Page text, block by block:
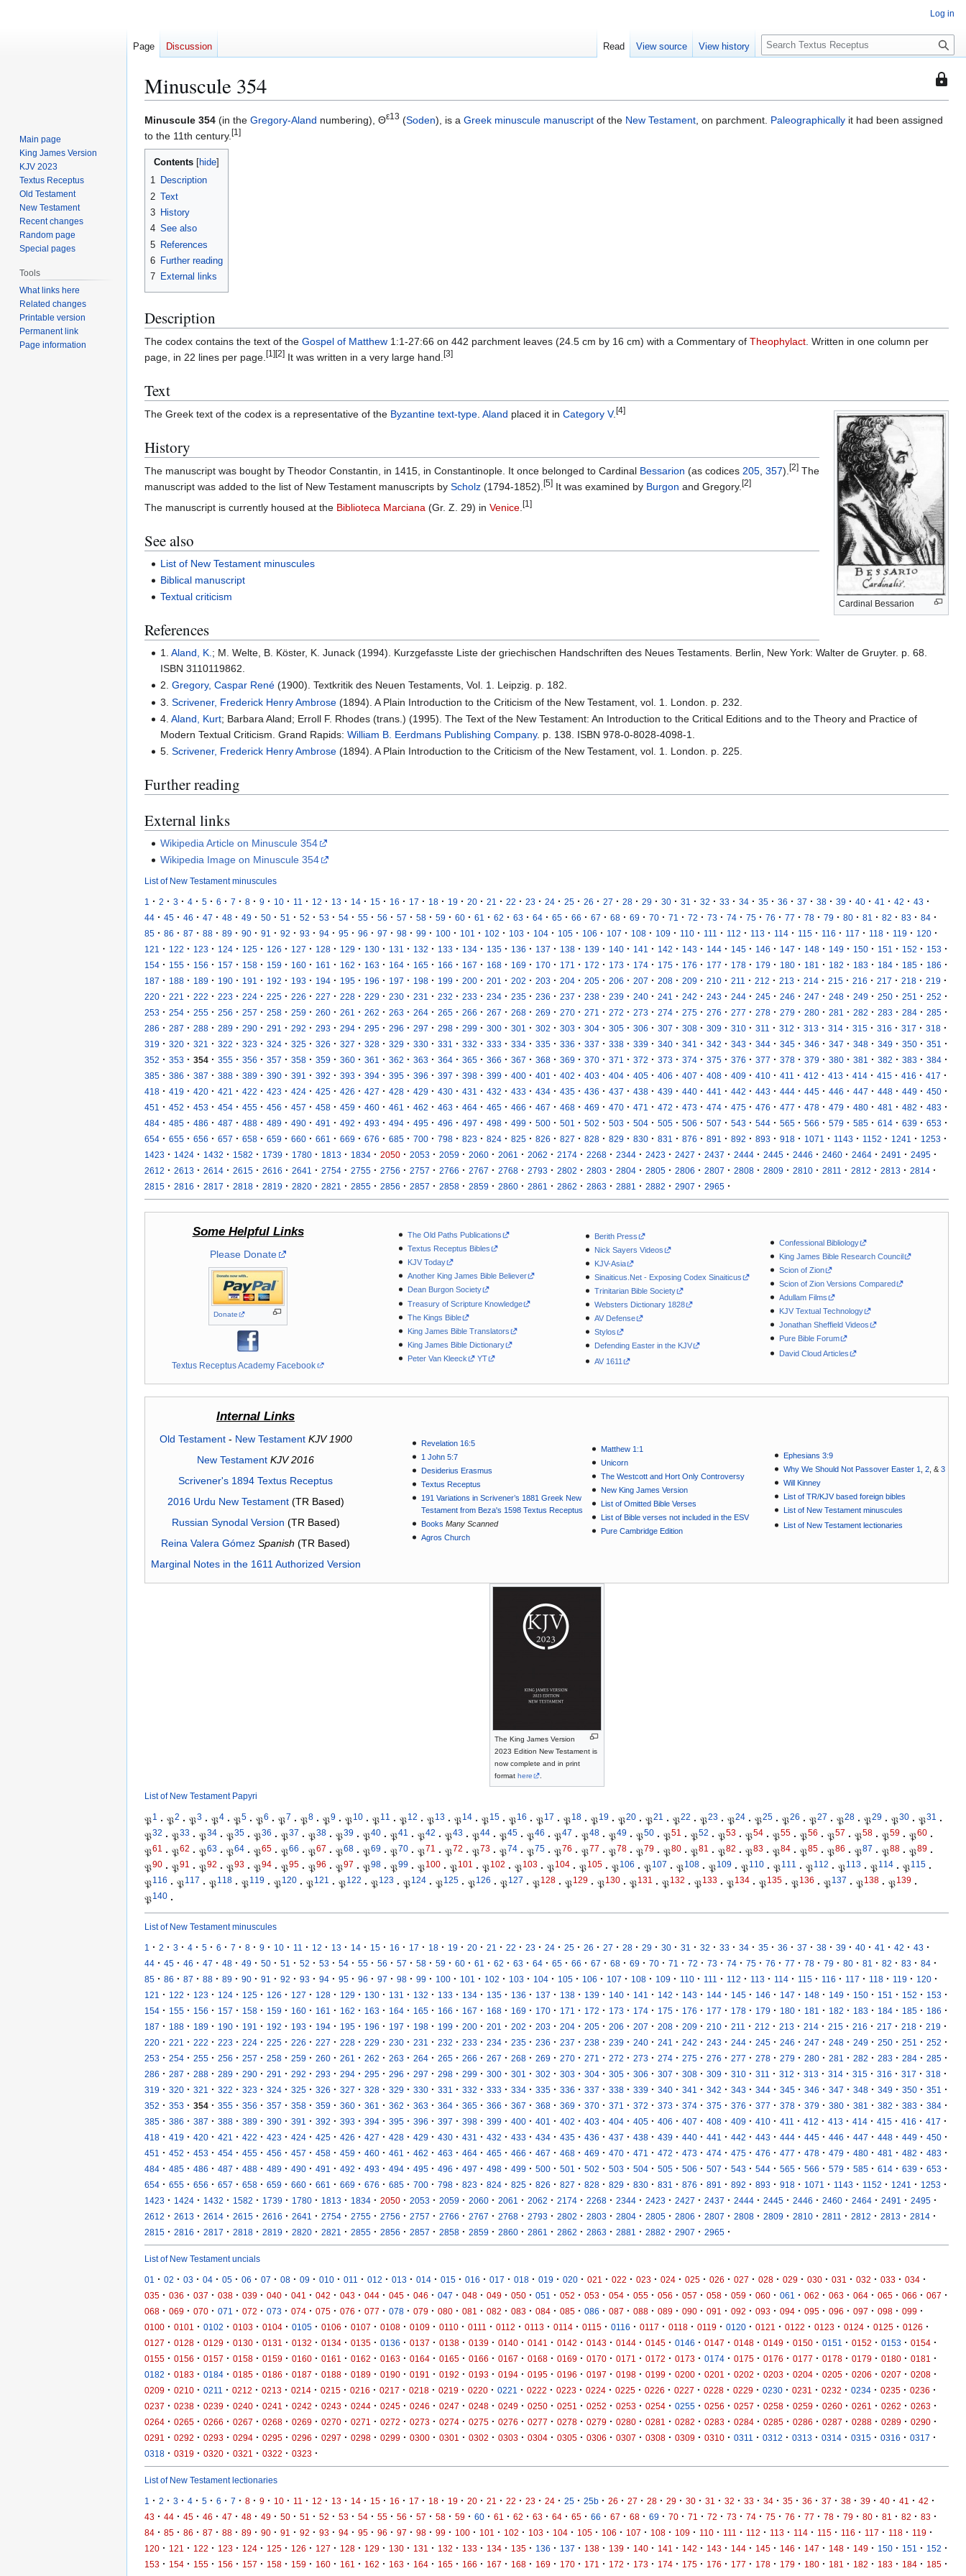
This
Minuscule 354
Jump
to
navigation
Jump
to
search
Minuscule 354 (in the Gregory-Aland numbering), Θε13 (Soden), is a Greek minuscule manuscript of the New Testament, on parchment. Paleographically it had been assigned
to the 11th century. [1]
Contents
1 Description
2 Text
3 History
4 See also
5 References
6 Further reading
7 External links
Description
The codex contains the text of the Gospel of Matthew 1:1-27:66 on 442 parchment leaves (24.5 cm by 16 cm) with a Commentary of Theophylact. Written in one column per
page, in 22 lines per page. [1] [2] It was written in a very large hand. [3]
Text
Cardinal Bessarion
The Greek text of the codex is a representative of the Byzantine text-type. Aland placed it in Category V. [4]
History
The manuscript was bought by Theodor Constantin, in 1415, in Constantinople. It once belonged to Cardinal Bessarion (as codices 205, 357). [2] The
manuscript was added to the list of New Testament manuscripts by Scholz (1794-1852). [5] It was examined by Burgon and Gregory. [2]
The manuscript is currently housed at the Biblioteca Marciana (Gr. Z. 29) in Venice. [1]
See also
List of New Testament minuscules
Biblical manuscript
Textual criticism
References
1.Aland, K. ; M. Welte, B. Köster, K. Junack (1994). Kurzgefasste Liste der griechischen Handschriften des Neues Testaments. Berlin, New York: Walter de Gruyter. p. 68.
ISBN 3110119862.
2.Gregory, Caspar René (1900). Textkritik des Neuen Testaments, Vol. 1. Leipzig. p. 182.
3.Scrivener, Frederick Henry Ambrose (1894). A Plain Introduction to the Criticism of the New Testament, vol. 1. London. p. 232.
4.Aland, Kurt; Barbara Aland; Erroll F. Rhodes (trans.) (1995). The Text of the New Testament: An Introduction to the Critical Editions and to the Theory and Practice of
Modern Textual Criticism. Grand Rapids:William B. Eerdmans Publishing Company. p. 138. ISBN 978-0-8028-4098-1.
5.Scrivener, Frederick Henry Ambrose (1894). A Plain Introduction to the Criticism of the New Testament, vol. 1. London. p. 225.
Further reading
External links
Wikipedia Article on Minuscule 354
Wikipedia Image on Minuscule 354
List of New Testament minuscules
1 · 2 · 3 · 4 · 5 · 6 · 7 · 8 · 9 · 10 · 11 · 12 · 13 · 14 · 15 · 16 · 17 · 18 · 19 · 20 · 21 · 22 · 23 · 24 · 25 · 26 · 27 · 28 · 29 · 30 · 31 · 32 · 33 · 34 · 35 · 36 · 37 · 38 · 39 · 40 · 41 · 42 · 43 ·
44 · 45 · 46 · 47 · 48 · 49 · 50 · 51 · 52 · 53 · 54 · 55 · 56 · 57 · 58 · 59 · 60 · 61 · 62 · 63 · 64 · 65 · 66 · 67 · 68 · 69 · 70 · 71 · 72 · 73 · 74 · 75 · 76 · 77 · 78 · 79 · 80 · 81 · 82 · 83 · 84 ·
85 · 86 · 87 · 88 · 89 · 90 · 91 · 92 · 93 · 94 · 95 · 96 · 97 · 98 · 99 · 100 · 101 · 102 · 103 · 104 · 105 · 106 · 107 · 108 · 109 · 110 · 111 · 112 · 113 · 114 · 115 · 116 · 117 · 118 · 119 · 120 ·
121 · 122 · 123 · 124 · 125 · 126 · 127 · 128 · 129 · 130 · 131 · 132 · 133 · 134 · 135 · 136 · 137 · 138 · 139 · 140 · 141 · 142 · 143 · 144 · 145 · 146 · 147 · 148 · 149 · 150 · 151 · 152 · 153 ·
154 · 155 · 156 · 157 · 158 · 159 · 160 · 161 · 162 · 163 · 164 · 165 · 166 · 167 · 168 · 169 · 170 · 171 · 172 · 173 · 174 · 175 · 176 · 177 · 178 · 179 · 180 · 181 · 182 · 183 · 184 · 185 · 186 ·
187 · 188 · 189 · 190 · 191 · 192 · 193 · 194 · 195 · 196 · 197 · 198 · 199 · 200 · 201 · 202 · 203 · 204 · 205 · 206 · 207 · 208 · 209 · 210 · 211 · 212 · 213 · 214 · 215 · 216 · 217 · 218 · 219 ·
220 · 221 · 222 · 223 · 224 · 225 · 226 · 227 · 228 · 229 · 230 · 231 · 232 · 233 · 234 · 235 · 236 · 237 · 238 · 239 · 240 · 241 · 242 · 243 · 244 · 245 · 246 · 247 · 248 · 249 · 250 · 251 · 252 ·
253 · 254 · 255 · 256 · 257 · 258 · 259 · 260 · 261 · 262 · 263 · 264 · 265 · 266 · 267 · 268 · 269 · 270 · 271 · 272 · 273 · 274 · 275 · 276 · 277 · 278 · 279 · 280 · 281 · 282 · 283 · 284 · 285 ·
286 · 287 · 288 · 289 · 290 · 291 · 292 · 293 · 294 · 295 · 296 · 297 · 298 · 299 · 300 · 301 · 302 · 303 · 304 · 305 · 306 · 307 · 308 · 309 · 310 · 311 · 312 · 313 · 314 · 315 · 316 · 317 · 318 ·
319 · 320 · 321 · 322 · 323 · 324 · 325 · 326 · 327 · 328 · 329 · 330 · 331 · 332 · 333 · 334 · 335 · 336 · 337 · 338 · 339 · 340 · 341 · 342 · 343 · 344 · 345 · 346 · 347 · 348 · 349 · 350 · 351 ·
352 · 353 · 354 · 355 · 356 · 357 · 358 · 359 · 360 · 361 · 362 · 363 · 364 · 365 · 366 · 367 · 368 · 369 · 370 · 371 · 372 · 373 · 374 · 375 · 376 · 377 · 378 · 379 · 380 · 381 · 382 · 383 · 384 ·
385 · 386 · 387 · 388 · 389 · 390 · 391 · 392 · 393 · 394 · 395 · 396 · 397 · 398 · 399 · 400 · 401 · 402 · 403 · 404 · 405 · 406 · 407 · 408 · 409 · 410 · 411 · 412 · 413 · 414 · 415 · 416 · 417 ·
418 · 419 · 420 · 421 · 422 · 423 · 424 · 425 · 426 · 427 · 428 · 429 · 430 · 431 · 432 · 433 · 434 · 435 · 436 · 437 · 438 · 439 · 440 · 441 · 442 · 443 · 444 · 445 · 446 · 447 · 448 · 449 · 450 ·
451 · 452 · 453 · 454 · 455 · 456 · 457 · 458 · 459 · 460 · 461 · 462 · 463 · 464 · 465 · 466 · 467 · 468 · 469 · 470 · 471 · 472 · 473 · 474 · 475 · 476 · 477 · 478 · 479 · 480 · 481 · 482 · 483 ·
484 · 485 · 486 · 487 · 488 · 489 · 490 · 491 · 492 · 493 · 494 · 495 · 496 · 497 · 498 · 499 · 500 · 501 · 502 · 503 · 504 · 505 · 506 · 507 · 543 · 544 · 565 · 566 · 579 · 585 · 614 · 639 · 653 ·
654 · 655 · 656 · 657 · 658 · 659 · 660 · 661 · 669 · 676 · 685 · 700 · 798 · 823 · 824 · 825 · 826 · 827 · 828 · 829 · 830 · 831 · 876 · 891 · 892 · 893 · 918 · 1071 · 1143 · 1152 · 1241 · 1253 ·
1423 · 1424 · 1432 · 1582 · 1739 · 1780 · 1813 · 1834 · 2050 · 2053 · 2059 · 2060 · 2061 · 2062 · 2174 · 2268 · 2344 · 2423 · 2427 · 2437 · 2444 · 2445 · 2446 · 2460 · 2464 · 2491 · 2495 ·
2612 · 2613 · 2614 · 2615 · 2616 · 2641 · 2754 · 2755 · 2756 · 2757 · 2766 · 2767 · 2768 · 2793 · 2802 · 2803 · 2804 · 2805 · 2806 · 2807 · 2808 · 2809 · 2810 · 2811 · 2812 · 2813 · 2814 ·
2815 · 2816 · 2817 · 2818 · 2819 · 2820 · 2821 · 2855 · 2856 · 2857 · 2858 · 2859 · 2860 · 2861 · 2862 · 2863 · 2881 · 2882 · 2907 · 2965 ·
Some Helpful Links
Please Donate
Donate
Textus Receptus Academy Facebook
The Old Paths Publications
Textus Receptus Bibles
KJV Today
Another King James Bible Believer
Dean Burgon Society
Treasury of Scripture Knowledge
The Kings Bible
King James Bible Translators
King James Bible Dictionary
Peter Van Kleeck
YT
Berith Press
Nick Sayers Videos
KJV-Asia
Sinaiticus.Net - Exposing Codex Sinaiticus
Trinitarian Bible Society
Websters Dictionary 1828
AV Defense
Stylos
Defending Easter in the KJV
AV 1611
Confessional Bibliology
King James Bible Research Council
Scion of Zion
Scion of Zion Versions Compared
Adullam Films
KJV Textual Technology
Jonathan Sheffield Videos
Pure Bible Forum
David Cloud Articles
Internal Links
Old Testament- New Testament KJV 1900
New Testament KJV 2016
Scrivener's 1894 Textus Receptus
2016 Urdu New Testament(TR Based)
Russian Synodal Version (TR Based)
Reina Valera Gómez Spanish (TR Based)
Marginal Notes in the 1611 Authorized Version
Revelation 16:5
1 John 5:7
Desiderius Erasmus
Textus Receptus
191 Variations in Scrivener’s 1881 Greek New
Testament from Beza's 1598 Textus Receptus
Books Many Scanned
Agros Church
Matthew 1:1
Unicorn
The Westcott and Hort Only Controversy
New King James Version
List of Omitted Bible Verses
List of Bible verses not included in the ESV
Pure Cambridge Edition
Ephesians 3:9
Why We Should Not Passover Easter 1
,2 , &3
Will Kinney
List of TR/KJV based foreign bibles
List of New Testament minuscules
List of New Testament lectionaries
The King James Version
2023 Edition New Testament is
now complete and in print
format here .
List of New Testament Papyri
𝔓1 · 𝔓2 · 𝔓3 · 𝔓4 · 𝔓5 · 𝔓6 · 𝔓7 · 𝔓8 · 𝔓9 · 𝔓10 · 𝔓11 · 𝔓12 · 𝔓13 · 𝔓14 · 𝔓15 · 𝔓16 · 𝔓17 · 𝔓18 · 𝔓19 · 𝔓20 · 𝔓21 · 𝔓22 · 𝔓23 · 𝔓24 · 𝔓25 · 𝔓26 · 𝔓27 · 𝔓28 · 𝔓29 · 𝔓30 · 𝔓31
·
𝔓32 · 𝔓33 · 𝔓34 · 𝔓35 · 𝔓36 · 𝔓37 · 𝔓38 · 𝔓39 · 𝔓40 · 𝔓41 · 𝔓42 · 𝔓43 · 𝔓44 · 𝔓45 · 𝔓46 · 𝔓47 · 𝔓48 · 𝔓49 · 𝔓50 · 𝔓51 · 𝔓52 · 𝔓53 · 𝔓54 · 𝔓55 · 𝔓56 · 𝔓57 · 𝔓58 · 𝔓59 · 𝔓60 ·
𝔓61 · 𝔓62 · 𝔓63 · 𝔓64 · 𝔓65 · 𝔓66 · 𝔓67 · 𝔓68 · 𝔓69 · 𝔓70 · 𝔓71 · 𝔓72 · 𝔓73 · 𝔓74 · 𝔓75 · 𝔓76 · 𝔓77 · 𝔓78 · 𝔓79 · 𝔓80 · 𝔓81 · 𝔓82 · 𝔓83 · 𝔓84 · 𝔓85 · 𝔓86 · 𝔓87 · 𝔓88 · 𝔓89 ·
𝔓90 · 𝔓91 · 𝔓92 · 𝔓93 · 𝔓94 · 𝔓95 · 𝔓96 · 𝔓97 · 𝔓98 · 𝔓99 · 𝔓100 · 𝔓101 · 𝔓102 · 𝔓103 · 𝔓104 · 𝔓105 · 𝔓106 · 𝔓107 · 𝔓108 · 𝔓109 · 𝔓110 · 𝔓111 · 𝔓112 · 𝔓113 · 𝔓114 · 𝔓115 ·
𝔓116 · 𝔓117 · 𝔓118 · 𝔓119 · 𝔓120 · 𝔓121 · 𝔓122 · 𝔓123 · 𝔓124 · 𝔓125 · 𝔓126 · 𝔓127 · 𝔓128 · 𝔓129 · 𝔓130 · 𝔓131 · 𝔓132 · 𝔓133 · 𝔓134 · 𝔓135 · 𝔓136 · 𝔓137 · 𝔓138 · 𝔓139 ·
𝔓140 ·
List of New Testament minuscules
1 · 2 · 3 · 4 · 5 · 6 · 7 · 8 · 9 · 10 · 11 · 12 · 13 · 14 · 15 · 16 · 17 · 18 · 19 · 20 · 21 · 22 · 23 · 24 · 25 · 26 · 27 · 28 · 29 · 30 · 31 · 32 · 33 · 34 · 35 · 36 · 37 · 38 · 39 · 40 · 41 · 42 · 43 ·
44 · 45 · 46 · 47 · 48 · 49 · 50 · 51 · 52 · 53 · 54 · 55 · 56 · 57 · 58 · 59 · 60 · 61 · 62 · 63 · 64 · 65 · 66 · 67 · 68 · 69 · 70 · 71 · 72 · 73 · 74 · 75 · 76 · 77 · 78 · 79 · 80 · 81 · 82 · 83 · 84 ·
85 · 86 · 87 · 88 · 89 · 90 · 91 · 92 · 93 · 94 · 95 · 96 · 97 · 98 · 99 · 100 · 101 · 102 · 103 · 104 · 105 · 106 · 107 · 108 · 109 · 110 · 111 · 112 · 113 · 114 · 115 · 116 · 117 · 118 · 119 · 120 ·
121 · 122 · 123 · 124 · 125 · 126 · 127 · 128 · 129 · 130 · 131 · 132 · 133 · 134 · 135 · 136 · 137 · 138 · 139 · 140 · 141 · 142 · 143 · 144 · 145 · 146 · 147 · 148 · 149 · 150 · 151 · 152 · 153 ·
154 · 155 · 156 · 157 · 158 · 159 · 160 · 161 · 162 · 163 · 164 · 165 · 166 · 167 · 168 · 169 · 170 · 171 · 172 · 173 · 174 · 175 · 176 · 177 · 178 · 179 · 180 · 181 · 182 · 183 · 184 · 185 · 186 ·
187 · 188 · 189 · 190 · 191 · 192 · 193 · 194 · 195 · 196 · 197 · 198 · 199 · 200 · 201 · 202 · 203 · 204 · 205 · 206 · 207 · 208 · 209 · 210 · 211 · 212 · 213 · 214 · 215 · 216 · 217 · 218 · 219 ·
220 · 221 · 222 · 223 · 224 · 225 · 226 · 227 · 228 · 229 · 230 · 231 · 232 · 233 · 234 · 235 · 236 · 237 · 238 · 239 · 240 · 241 · 242 · 243 · 244 · 245 · 246 · 247 · 248 · 249 · 250 · 251 · 252 ·
253 · 254 · 255 · 256 · 257 · 258 · 259 · 260 · 261 · 262 · 263 · 264 · 265 · 266 · 267 · 268 · 269 · 270 · 271 · 272 · 273 · 274 · 275 · 276 · 277 · 278 · 279 · 280 · 281 · 282 · 283 · 284 · 285 ·
286 · 287 · 288 · 289 · 290 · 291 · 292 · 293 · 294 · 295 · 296 · 297 · 298 · 299 · 300 · 301 · 302 · 303 · 304 · 305 · 306 · 307 · 308 · 309 · 310 · 311 · 312 · 313 · 314 · 315 · 316 · 317 · 318 ·
319 · 320 · 321 · 322 · 323 · 324 · 325 · 326 · 327 · 328 · 329 · 330 · 331 · 332 · 333 · 334 · 335 · 336 · 337 · 338 · 339 · 340 · 341 · 342 · 343 · 344 · 345 · 346 · 347 · 348 · 349 · 350 · 351 ·
352 · 353 · 354 · 355 · 356 · 357 · 358 · 359 · 360 · 361 · 362 · 363 · 364 · 365 · 366 · 367 · 368 · 369 · 370 · 371 · 372 · 373 · 374 · 375 · 376 · 377 · 378 · 379 · 380 · 381 · 382 · 383 · 384 ·
385 · 386 · 387 · 388 · 389 · 390 · 391 · 392 · 393 · 394 · 395 · 396 · 397 · 398 · 399 · 400 · 401 · 402 · 403 · 404 · 405 · 406 · 407 · 408 · 409 · 410 · 411 · 412 · 413 · 414 · 415 · 416 · 417 ·
418 · 419 · 420 · 421 · 422 · 423 · 424 · 425 · 426 · 427 · 428 · 429 · 430 · 431 · 432 · 433 · 434 · 435 · 436 · 437 · 438 · 439 · 440 · 441 · 442 · 443 · 444 · 445 · 446 · 447 · 448 · 449 · 450 ·
451 · 452 · 453 · 454 · 455 · 456 · 457 · 458 · 459 · 460 · 461 · 462 · 463 · 464 · 465 · 466 · 467 · 468 · 469 · 470 · 471 · 472 · 473 · 474 · 475 · 476 · 477 · 478 · 479 · 480 · 481 · 482 · 483 ·
484 · 485 · 486 · 487 · 488 · 489 · 490 · 491 · 492 · 493 · 494 · 495 · 496 · 497 · 498 · 499 · 500 · 501 · 502 · 503 · 504 · 505 · 506 · 507 · 543 · 544 · 565 · 566 · 579 · 585 · 614 · 639 · 653 ·
654 · 655 · 656 · 657 · 658 · 659 · 660 · 661 · 669 · 676 · 685 · 700 · 798 · 823 · 824 · 825 · 826 · 827 · 828 · 829 · 830 · 831 · 876 · 891 · 892 · 893 · 918 · 1071 · 1143 · 1152 · 1241 · 1253 ·
1423 · 1424 · 1432 · 1582 · 1739 · 1780 · 1813 · 1834 · 2050 · 2053 · 2059 · 2060 · 2061 · 2062 · 2174 · 2268 · 2344 · 2423 · 2427 · 2437 · 2444 · 2445 · 2446 · 2460 · 2464 · 2491 · 2495 ·
2612 · 2613 · 2614 · 2615 · 2616 · 2641 · 2754 · 2755 · 2756 · 2757 · 2766 · 2767 · 2768 · 2793 · 2802 · 2803 · 2804 · 2805 · 2806 · 2807 · 2808 · 2809 · 2810 · 2811 · 2812 · 2813 · 2814 ·
2815 · 2816 · 2817 · 2818 · 2819 · 2820 · 2821 · 2855 · 2856 · 2857 · 2858 · 2859 · 2860 · 2861 · 2862 · 2863 · 2881 · 2882 · 2907 · 2965 ·
List of New Testament uncials
01 · 02 · 03 · 04 · 05 · 06 · 07 · 08 · 09 · 010 · 011 · 012 · 013 · 014 · 015 · 016 · 017 · 018 · 019 · 020 · 021 · 022 · 023 · 024 · 025 · 026 · 027 · 028 · 029 · 030 · 031 · 032 · 033 · 034 ·
035 · 036 · 037 · 038 · 039 · 040 · 041 · 042 · 043 · 044 · 045 · 046 · 047 · 048 · 049 · 050 · 051 · 052 · 053 · 054 · 055 · 056 · 057 · 058 · 059 · 060 · 061 · 062 · 063 · 064 · 065 · 066 · 067 ·
068 · 069 · 070 · 071 · 072 · 073 · 074 · 075 · 076 · 077 · 078 · 079 · 080 · 081 · 082 · 083 · 084 · 085 · 086 · 087 · 088 · 089 · 090 · 091 · 092 · 093 · 094 · 095 · 096 · 097 · 098 · 099 ·
0100 · 0101 · 0102 · 0103 · 0104 · 0105 · 0106 · 0107 · 0108 · 0109 · 0110 · 0111 · 0112 · 0113 · 0114 · 0115 · 0116 · 0117 · 0118 · 0119 · 0120 · 0121 · 0122 · 0123 · 0124 · 0125 · 0126 ·
0127 · 0128 · 0129 · 0130 · 0131 · 0132 · 0134 · 0135 · 0136 · 0137 · 0138 · 0139 · 0140 · 0141 · 0142 · 0143 · 0144 · 0145 · 0146 · 0147 · 0148 · 0149 · 0150 · 0151 · 0152 · 0153 · 0154 ·
0155 · 0156 · 0157 · 0158 · 0159 · 0160 · 0161 · 0162 · 0163 · 0164 · 0165 · 0166 · 0167 · 0168 · 0169 · 0170 · 0171 · 0172 · 0173 · 0174 · 0175 · 0176 · 0177 · 0178 · 0179 · 0180 · 0181 ·
0182 · 0183 · 0184 · 0185 · 0186 · 0187 · 0188 · 0189 · 0190 · 0191 · 0192 · 0193 · 0194 · 0195 · 0196 · 0197 · 0198 · 0199 · 0200 · 0201 · 0202 · 0203 · 0204 · 0205 · 0206 · 0207 · 0208 ·
0209 · 0210 · 0211 · 0212 · 0213 · 0214 · 0215 · 0216 · 0217 · 0218 · 0219 · 0220 · 0221 · 0222 · 0223 · 0224 · 0225 · 0226 · 0227 · 0228 · 0229 · 0230 · 0231 · 0232 · 0234 · 0235 · 0236 ·
0237 · 0238 · 0239 · 0240 · 0241 · 0242 · 0243 · 0244 · 0245 · 0246 · 0247 · 0248 · 0249 · 0250 · 0251 · 0252 · 0253 · 0254 · 0255 · 0256 · 0257 · 0258 · 0259 · 0260 · 0261 · 0262 · 0263 ·
0264 · 0265 · 0266 · 0267 · 0268 · 0269 · 0270 · 0271 · 0272 · 0273 · 0274 · 0275 · 0276 · 0277 · 0278 · 0279 · 0280 · 0281 · 0282 · 0283 · 0284 · 0285 · 0286 · 0287 · 0288 · 0289 · 0290 ·
0291 · 0292 · 0293 · 0294 · 0295 · 0296 · 0297 · 0298 · 0299 · 0300 · 0301 · 0302 · 0303 · 0304 · 0305 · 0306 · 0307 · 0308 · 0309 · 0310 · 0311 · 0312 · 0313 · 0314 · 0315 · 0316 · 0317 ·
0318 · 0319 · 0320 · 0321 · 0322 · 0323 ·
List of New Testament lectionaries
1 · 2 · 3 · 4 · 5 · 6 · 7 · 8 · 9 · 10 · 11 · 12 · 13 · 14 · 15 · 16 · 17 · 18 · 19 · 20 · 21 · 22 · 23 · 24 · 25 · 25b · 26 · 27 · 28 · 29 · 30 · 31 · 32 · 33 · 34 · 35 · 36 · 37 · 38 · 39 · 40 · 41 · 42 ·
43 · 44 · 45 · 46 · 47 · 48 · 49 · 50 · 51 · 52 · 53 · 54 · 55 · 56 · 57 · 58 · 59 · 60 · 61 · 62 · 63 · 64 · 65 · 66 · 67 · 68 · 69 · 70 · 71 · 72 · 73 · 74 · 75 · 76 · 77 · 78 · 79 · 80 · 81 · 82 · 83 ·
84 · 85 · 86 · 87 · 88 · 89 · 90 · 91 · 92 · 93 · 94 · 95 · 96 · 97 · 98 · 99 · 100 · 101 · 102 · 103 · 104 · 105 · 106 · 107 · 108 · 109 · 110 · 111 · 112 · 113 · 114 · 115 · 116 · 117 · 118 · 119 ·
120 · 121 · 122 · 123 · 124 · 125 · 126 · 127 · 128 · 129 · 130 · 131 · 132 · 133 · 134 · 135 · 136 · 137 · 138 · 139 · 140 · 141 · 142 · 143 · 144 · 145 · 146 · 147 · 148 · 149 · 150 · 151 · 152 ·
153 · 154 · 155 · 156 · 157 · 158 · 159 · 160 · 161 · 162 · 163 · 164 · 165 · 166 · 167 · 168 · 169 · 170 · 171 · 172 · 173 · 174 · 175 · 176 · 177 · 178 · 179 · 180 · 181 · 182 · 183 · 184 · 185 ·
Log in
Page Discussion Read View source View history
S
e
c
h
Main page
King James Version
KJV 2023
Textus Receptus
Old Testament
New Testament
Recent changes
Random page
Special pages
Tools
What links here
Related changes
Printable version
Permanent link
Page information